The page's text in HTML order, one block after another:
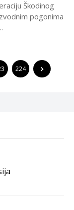
Škodinog
pogonima
224